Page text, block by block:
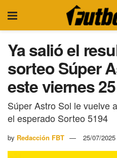
Ya salió el
sorteo Súper
este viernes
Súper Astro Sol le vuelve
el esperado Sorteo 5194
by Redacción FBT 25/07/